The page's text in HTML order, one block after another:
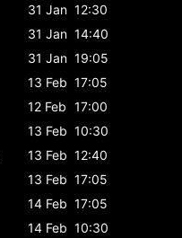
31 Jan 12:30
31 Jan 14:40
31 Jan 19:05
13 Feb 17:05
12 Feb 17:00
13 Feb 10:30
13 Feb 12:40
13 Feb 17:05
14 Feb 17:05
14 Feb 10:30